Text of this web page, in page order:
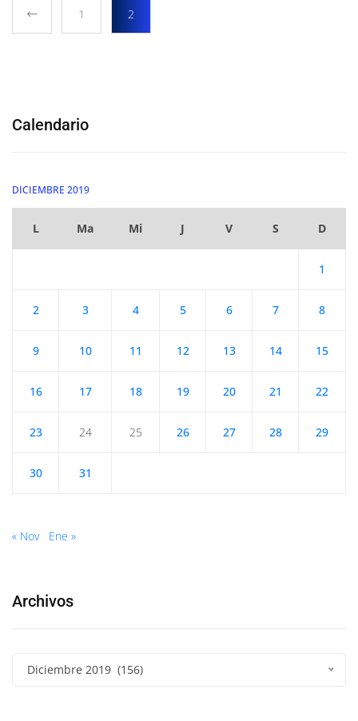
1 2
Calendario
DICIEMBRE 2019
L Ma Mi J V S D
1
2 3 4 5 6 7 8
9 10 11 12 13 14 15
16 17 18 19 20 21 22
23 24 25 26 27 28 29
30 31
« Nov Ene »
Archivos
Diciembre 2019 (156)